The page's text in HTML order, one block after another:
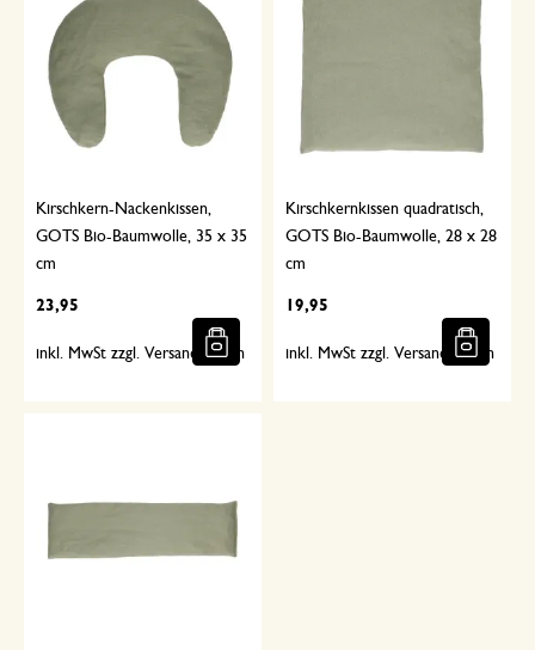
Kirschkern-Nackenkissen,
GOTS Bio-Baumwolle, 35 x 35
cm
23,95
inkl. MwSt zzgl. Versandkosten
Kirschkernkissen quadratisch,
GOTS Bio-Baumwolle, 28 x 28
cm
19,95
inkl. MwSt zzgl. Versandkosten